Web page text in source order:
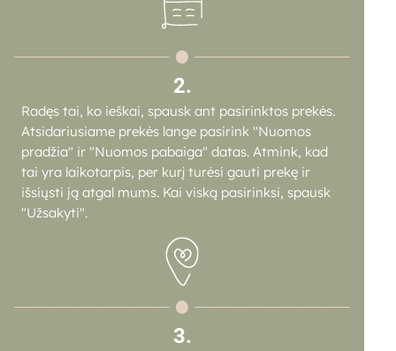
2.
Radęs tai, ko ieškai, spausk ant pasirinktos prekės.
Atsidariusiame prekės lange pasirink "Nuomos
pradžia" ir "Nuomos pabaiga" datas. Atmink, kad
tai yra laikotarpis, per kurį turėsi gauti prekę ir
išsiųsti ją atgal mums. Kai viską pasirinksi, spausk
"Užsakyti".
3.